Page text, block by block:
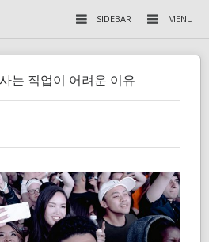
MENU
SIDEBAR
는 직업이 어려운 이유